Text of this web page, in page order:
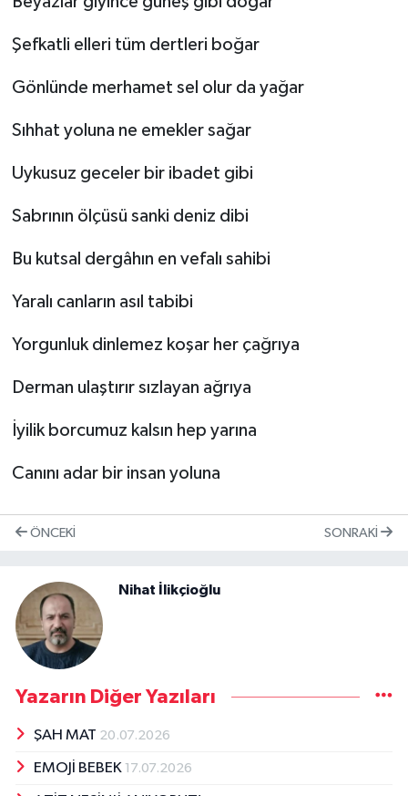
Şefkatli elleri tüm dertleri boğar
Gönlünde merhamet sel olur da yağar
Sıhhat yoluna ne emekler sağar
Uykusuz geceler bir ibadet gibi
Sabrının ölçüsü sanki deniz dibi
Bu kutsal dergâhın en vefalı sahibi
Yaralı canların asıl tabibi
Yorgunluk dinlemez koşar her çağrıya
Derman ulaştırır sızlayan ağrıya
İyilik borcumuz kalsın hep yarına
Canını adar bir insan yoluna
ÖNCEKI SONRAKI
Nihat İlikçioğlu
Yazarın Diğer Yazıları
ŞAH MAT 20.07.2026
EMOJİ BEBEK 17.07.2026